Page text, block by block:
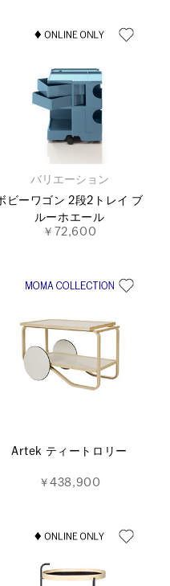
バリエーション
ビーワゴン 2段2トレイ ブ
ルーホエール
￥72,600
Artek ティートロリー
￥438,900